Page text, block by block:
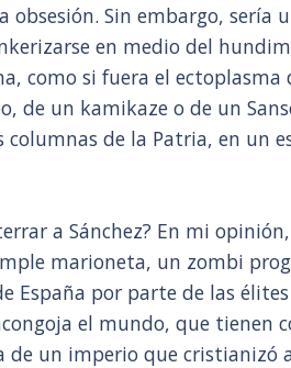
obsesión. Sin embargo, sería
en medio del
como si fuera el ectoplasma
de un kamikaze o de un
de la Patria, en un
a Sánchez? En mi
marioneta, un zombi
España por parte de las
el mundo, que tienen
de un imperio que cristianizó